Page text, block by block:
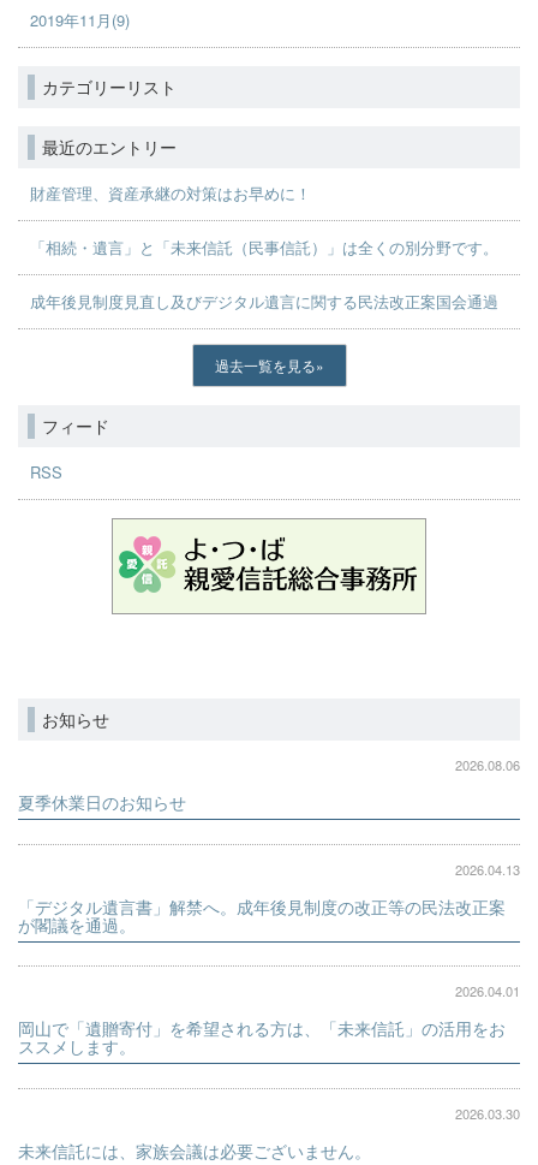
2019年11月(9)
カテゴリーリスト
最近のエントリー
財産管理、資産承継の対策はお早めに！
「相続・遺言」と「未来信託（民事信託）」は全くの別分野です。
成年後見制度見直し及びデジタル遺言に関する民法改正案国会通過
過去一覧を見る
フィード
RSS
お知らせ
2026.08.06
夏季休業日のお知らせ
2026.04.13
「デジタル遺言書」解禁へ。成年後見制度の改正等の民法改正案
が閣議を通過。
2026.04.01
岡山で「遺贈寄付」を希望される方は、「未来信託」の活用をお
ススメします。
2026.03.30
未来信託には、家族会議は必要ございません。